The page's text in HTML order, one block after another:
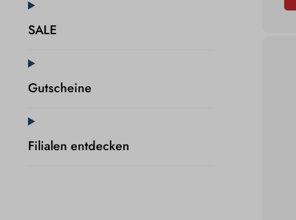
SALE
Gutscheine
Filialen entdecken